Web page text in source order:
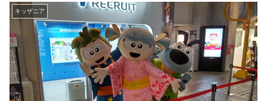
キッザニア